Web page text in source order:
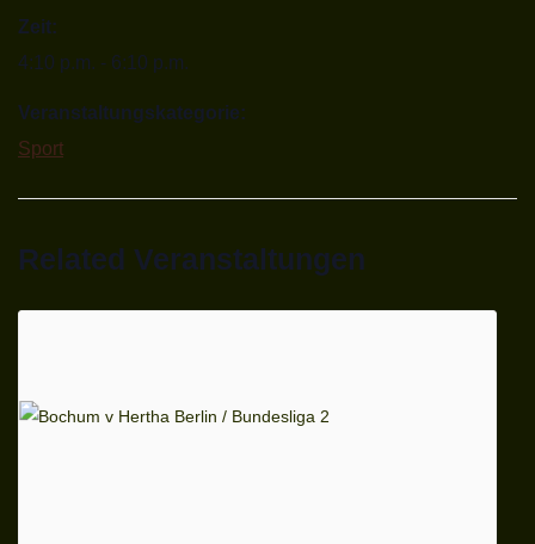
Zeit:
4:10 p.m. - 6:10 p.m.
Veranstaltungskategorie:
Sport
Related Veranstaltungen